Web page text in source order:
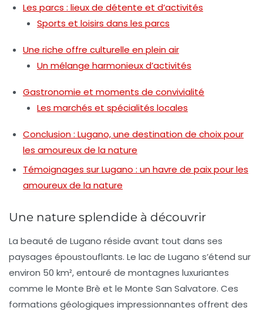
Les parcs : lieux de détente et d’activités
Sports et loisirs dans les parcs
Une riche offre culturelle en plein air
Un mélange harmonieux d’activités
Gastronomie et moments de convivialité
Les marchés et spécialités locales
Conclusion : Lugano, une destination de choix pour
les amoureux de la nature
Témoignages sur Lugano : un havre de paix pour les
amoureux de la nature
Une nature splendide à découvrir
La beauté de Lugano réside avant tout dans ses
paysages époustouflants. Le lac de Lugano s’étend sur
environ 50 km², entouré de montagnes luxuriantes
comme le Monte Brè et le Monte San Salvatore. Ces
formations géologiques impressionnantes offrent des